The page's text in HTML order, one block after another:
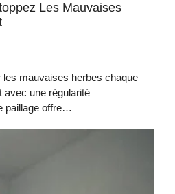
Les Mauvaises
mauvaises herbes chaque
avec une régularité
paillage offre…